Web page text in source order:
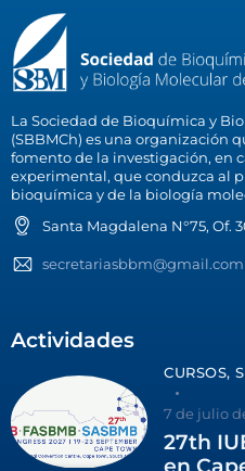
La Sociedad de Bioquímica y
(SBBMCh) es una organización
fomento de la investigación, en
experimental, que conduzca al
bioquímica y de la biología
Santa Magdalena N°75, Of.
secretariasbbm@gmail.com
Actividades
CURSOS,
7 de julio
27th